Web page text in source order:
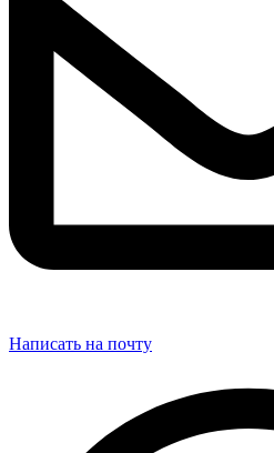
Написать на почту